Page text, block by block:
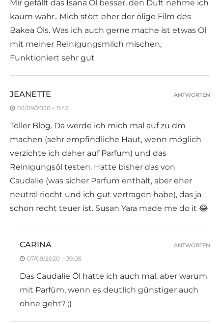
Mir gefällt das Isana Öl besser, den Duft nehme ich
kaum wahr.. Mich stört eher der ölige Film des
Bakea Öls. Was ich auch gerne mache ist etwas Ol
mit meiner Reinigungsmilch mischen,
Funktioniert sehr gut
JEANETTE
03/09/2020 - 11:42
Toller Blog. Da werde ich mich mal auf zu dm
machen (sehr empfindliche Haut, wenn möglich
verzichte ich daher auf Parfum) und das
Reinigungsöl testen. Hatte bisher das von
Caudalie (was sicher Parfum enthält, aber eher
neutral riecht und ich gut vertragen habe), das ja
schon recht teuer ist. Susan Yara made me do it 😂
ANTWORTEN
CARINA
07/09/2020 - 09:05
Das Caudalie Öl hatte ich auch mal, aber warum
mit Parfüm, wenn es deutlich günstiger auch
ohne geht? ;)
ANTWORTEN